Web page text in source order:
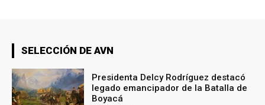
SELECCIÓN DE AVN
Presidenta Delcy Rodríguez destacó
legado emancipador de la Batalla de
Boyacá